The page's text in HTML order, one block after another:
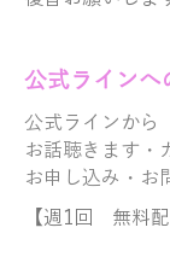
公式ラ インへ
公式ラインから
お話聴きます・
お申し込み・お
【週1回 無料配